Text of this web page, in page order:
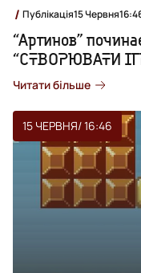
Публікація15 Червня
“Артинов”
“СТВОРЮВАТИ
Читати більше
15 ЧЕРВНЯ/ 16:46